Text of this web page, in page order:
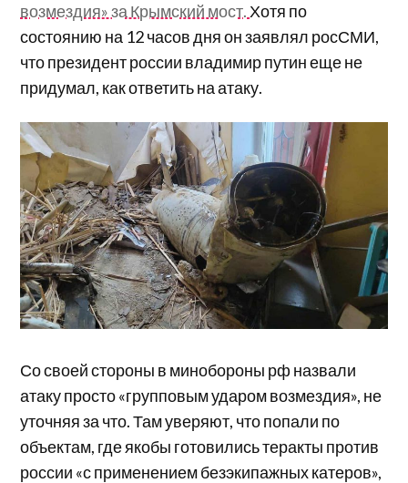
возмездия» за Крымский мост. Хотя по
состоянию на 12 часов дня он заявлял росСМИ,
что президент россии владимир путин еще не
придумал, как ответить на атаку.
Со своей стороны в минобороны рф назвали
атаку просто «групповым ударом возмездия», не
уточняя за что. Там уверяют, что попали по
объектам, где якобы готовились теракты против
россии «с применением безэкипажных катеров»,